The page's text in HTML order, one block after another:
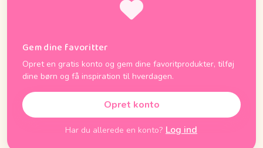
Gem dine favoritter
Opret en gratis konto og gem dine favoritprodukter, tilføj
dine børn og få inspiration til hverdagen.
Opret konto
Har du allerede en konto? Log ind